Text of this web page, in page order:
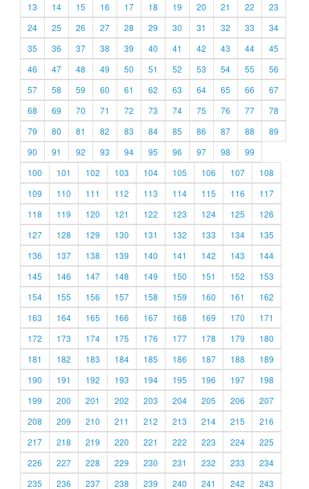
13
14 15 16 17 18 19 20 21 22
23
24
25 26 27 28 29 30 31 32 33
34
35
36 37 38 39 40 41 42 43 44
45
46
47 48 49 50 51 52 53 54 55
56
57
58 59 60 61 62 63 64 65 66
67
68
69 70 71 72 73 74 75 76 77
78
79
80 81 82 83 84 85 86 87 88
89
90
91 92 93 94 95 96 97 98
99
100
101 102 103 104 105 106 107
108
109
110 111 112 113 114 115 116
117
118
119 120 121 122 123 124 125
126
127
128 129 130 131 132 133 134
135
136
137 138 139 140 141 142 143
144
145
146 147 148 149 150 151 152
153
154
155 156 157 158 159 160 161
162
163
164 165 166 167 168 169 170
171
172
173 174 175 176 177 178 179
180
181
182 183 184 185 186 187 188
189
190
191 192 193 194 195 196 197
198
199
200 201 202 203 204 205 206
207
208
209 210 211 212 213 214 215
216
217
218 219 220 221 222 223 224
225
226
227 228 229 230 231 232 233
234
235
236 237 238 239 240 241 242 243